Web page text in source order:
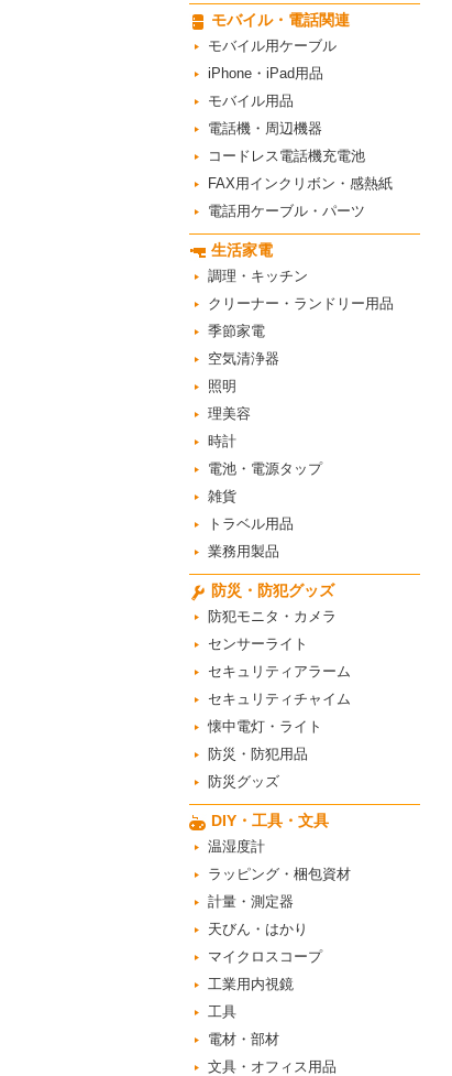
モバイル・電話関連
モバイル用ケーブル
iPhone・iPad用品
モバイル用品
電話機・周辺機器
コードレス電話機充電池
FAX用インクリボン・感熱紙
電話用ケーブル・パーツ
生活家電
調理・キッチン
クリーナー・ランドリー用品
季節家電
空気清浄器
照明
理美容
時計
電池・電源タップ
雑貨
トラベル用品
業務用製品
防災・防犯グッズ
防犯モニタ・カメラ
センサーライト
セキュリティアラーム
セキュリティチャイム
懐中電灯・ライト
防災・防犯用品
防災グッズ
DIY・工具・文具
温湿度計
ラッピング・梱包資材
計量・測定器
天びん・はかり
マイクロスコープ
工業用内視鏡
工具
電材・部材
文具・オフィス用品